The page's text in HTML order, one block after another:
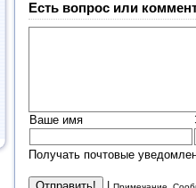
Есть вопрос или
Ваше имя
Получать почтовые